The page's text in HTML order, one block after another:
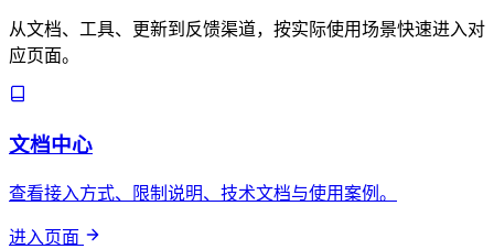
从文档、工具、更新到反馈渠道，按实际使用场景快速进入对
应页面。
文档中心
查看接入方式、限制说明、技术文档与使用案例。
进入页面